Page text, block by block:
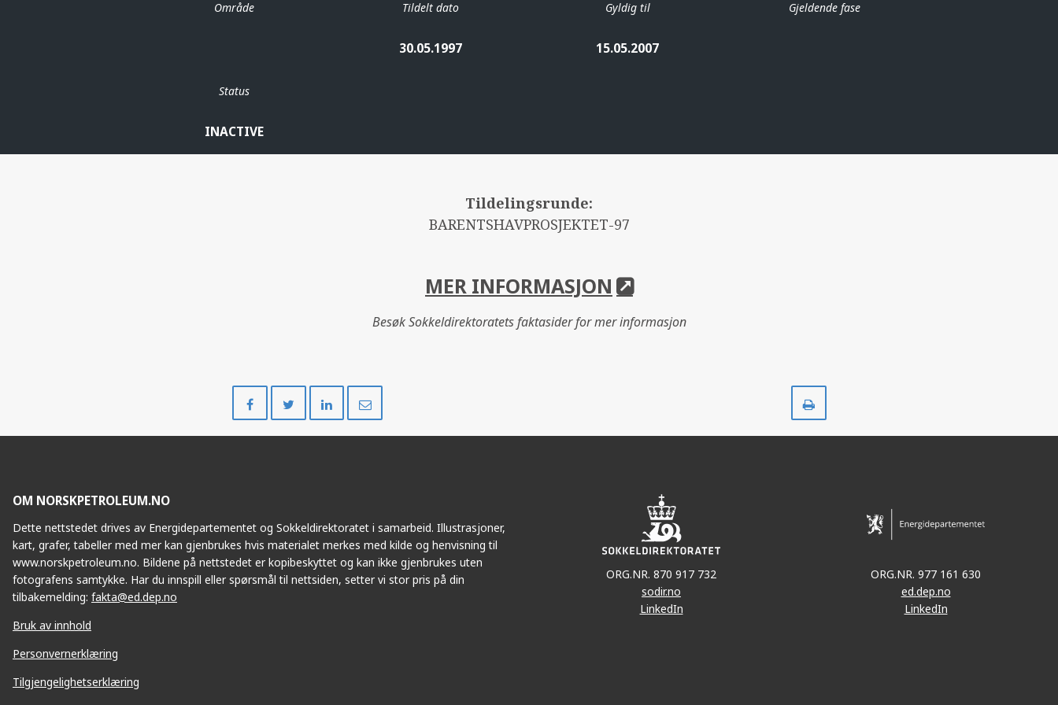
Område Tildelt dato
30.05.1997
Gyldig til
15.05.2007
Gjeldende fase
Status
INACTIVE
Tildelingsrunde:
BARENTSHAVPROSJEKTET-97
MER INFORMASJON
Besøk Sokkeldirektoratets faktasider for mer informasjon
på
på
på
OM NORSKPETROLEUM.NO
Dette nettstedet drives av Energidepartementet og Sokkeldirektoratet i samarbeid. Illustrasjoner,
kart, grafer, tabeller med mer kan gjenbrukes hvis materialet merkes med kilde og henvisning til
www.norskpetroleum.no. Bildene på nettstedet er kopibeskyttet og kan ikke gjenbrukes uten
fotografens samtykke. Har du innspill eller spørsmål til nettsiden, setter vi stor pris på din
tilbakemelding: fakta@ed.dep.no
Bruk av innhold
Personvernerklæring
Tilgjengelighetserklæring
ORG.NR. 870 917 732
sodir.no
LinkedIn
ORG.NR. 977 161 630
ed.dep.no
LinkedIn